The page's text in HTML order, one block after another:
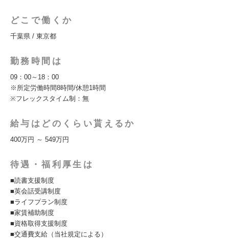
どこで働くか
千葉県 / 東京都
勤務時間は
09：00～18：00
※所定労働時間8時間/休憩1時間
※フレックスタイム制：無
給与はどのくらい貰えるか
400万円 ～ 549万円
待遇・福利厚生は
■読書支援制度
■英会話受講制度
■ライフプラン制度
■家賃補助制度
■資格取得支援制度
■交通費支給（当社規定による）